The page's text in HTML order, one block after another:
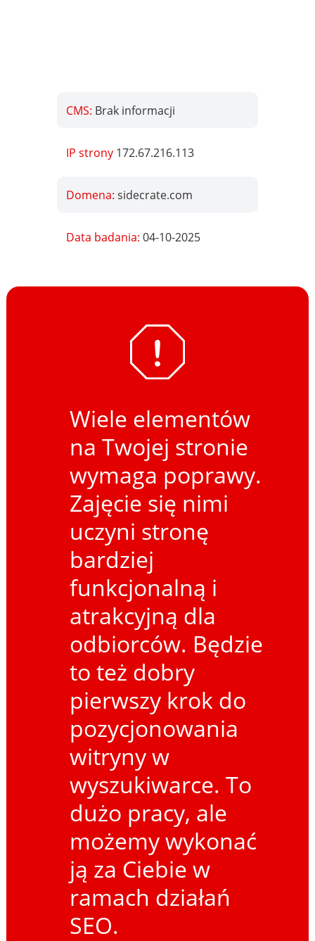
CMS: Brak informacji
IP strony 172.67.216.113
Domena:sidecrate.com
Data badania:04-10-2025
Wiele elementów
na Twojej stronie
wymaga poprawy.
Zajęcie się nimi
uczyni stronę
bardziej
funkcjonalną i
atrakcyjną dla
odbiorców. Będzie
to też dobry
pierwszy krok do
pozycjonowania
witryny w
wyszukiwarce. To
dużo pracy, ale
możemy wykonać
ją za Ciebie w
ramach działań
SEO.